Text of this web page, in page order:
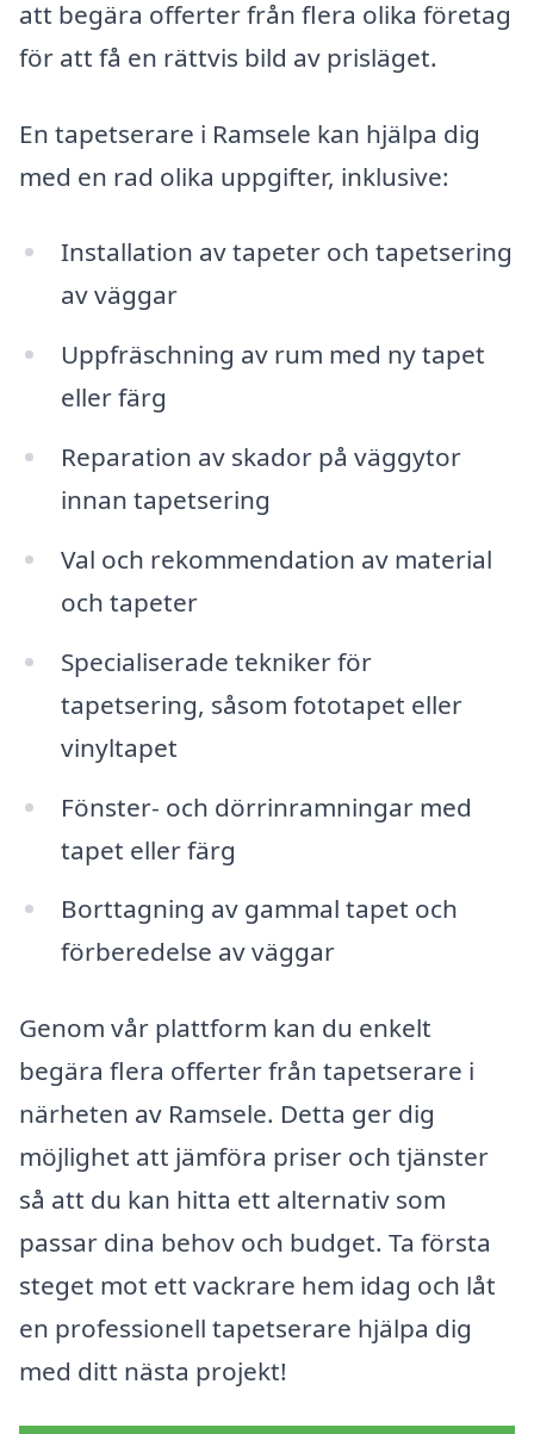
att begära offerter från flera olika företag
för att få en rättvis bild av prisläget.
En tapetserare i Ramsele kan hjälpa dig
med en rad olika uppgifter, inklusive:
Installation av tapeter och tapetsering
av väggar
Uppfräschning av rum med ny tapet
eller färg
Reparation av skador på väggytor
innan tapetsering
Val och rekommendation av material
och tapeter
Specialiserade tekniker för
tapetsering, såsom fototapet eller
vinyltapet
Fönster- och dörrinramningar med
tapet eller färg
Borttagning av gammal tapet och
förberedelse av väggar
Genom vår plattform kan du enkelt
begära flera offerter från tapetserare i
närheten av Ramsele. Detta ger dig
möjlighet att jämföra priser och tjänster
så att du kan hitta ett alternativ som
passar dina behov och budget. Ta första
steget mot ett vackrare hem idag och låt
en professionell tapetserare hjälpa dig
med ditt nästa projekt!